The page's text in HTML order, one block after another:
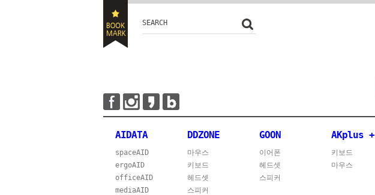
SEARCH
AIDATA
spaceAID
ergoAID
officeAID
mediaAID
DDZONE
마우스
키보드
헤드셋
스피커
GOON
이어폰
헤드셋
스피커
AKplus +
키보드
마우스